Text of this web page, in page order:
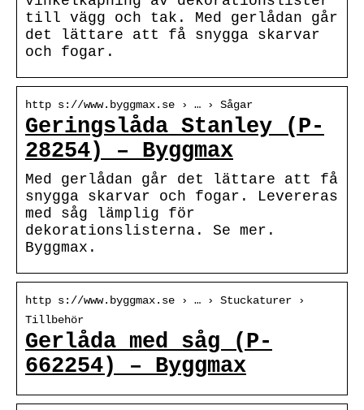
till vägg och tak. Med gerlådan går
det lättare att få snygga skarvar
och fogar.
http s://www.byggmax.se › … › Sågar
Geringslåda Stanley (P-
28254) – Byggmax
Med gerlådan går det lättare att få
snygga skarvar och fogar. Levereras
med såg lämplig för
dekorationslisterna. Se mer.
Byggmax.
http s://www.byggmax.se › … › Stuckaturer ›
Tillbehör
Gerlåda med såg (P-
662254) – Byggmax